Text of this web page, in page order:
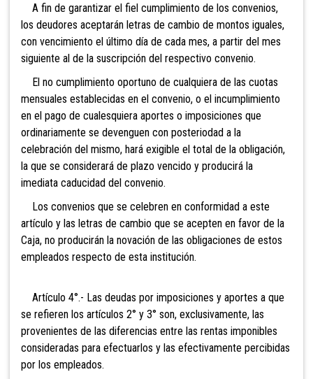
A fin de garantizar el fiel cumplimiento de los convenios,
los deudores aceptarán letras de cambio de montos iguales,
con vencimiento el último día de cada mes, a partir del mes
siguiente al de la suscripción del respectivo convenio.
El no cumplimiento oportuno de cualquiera de las cuotas
mensuales establecidas en el convenio, o el incumplimiento
en el pago de cualesquiera aportes o imposiciones que
ordinariamente se devenguen con posteriodad a la
celebración del mismo, hará exigible el total de la obligación,
la que se considerará de plazo vencido y producirá la
imediata caducidad del convenio.
Los convenios que se celebren en conformidad a este
artículo y las letras de cambio que se acepten en favor de la
Caja, no producirán la novación de las obligaciones de estos
empleados respecto de esta institución.
Artículo 4°.- Las deudas por imposiciones y aportes a que
se refieren los artículos 2° y 3° son, exclusivamente, las
provenientes de las diferencias entre las rentas imponibles
consideradas para efectuarlos y las efectivamente percibidas
por los empleados.